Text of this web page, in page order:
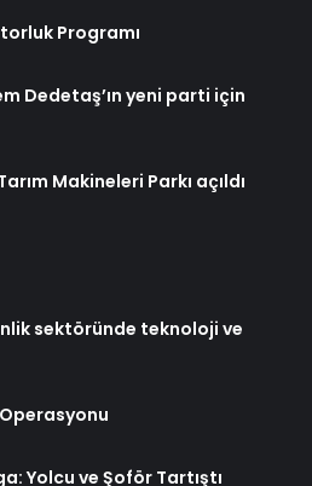
Programı
Dedetaş’ın yeni parti için
Makineleri Parkı açıldı
sektöründe teknoloji ve
Operasyonu
Yolcu ve Şoför Tartıştı